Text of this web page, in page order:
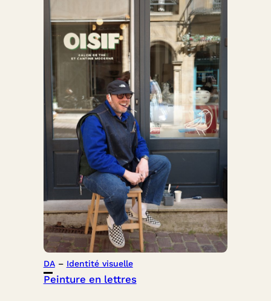
DA – Identité visuelle
Peinture en lettres